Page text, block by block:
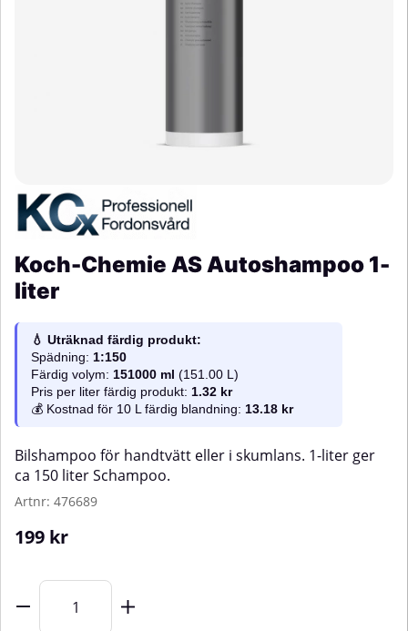
Koch-Chemie AS Autoshampoo 1-
liter
💧 Uträknad färdig produkt:
Spädning: 1:150
Färdig volym: 151000 ml (151.00 L)
Pris per liter färdig produkt: 1.32 kr
💰 Kostnad för 10 L färdig blandning: 13.18 kr
Bilshampoo för handtvätt eller i skumlans. 1-liter ger
ca 150 liter Schampoo.
Artnr: 476689
199 kr